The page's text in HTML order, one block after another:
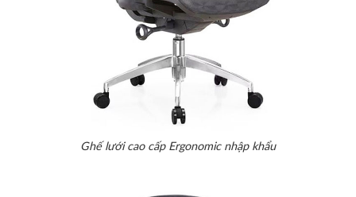
Ghế lưới cao cấp Ergonomic nhập khẩu